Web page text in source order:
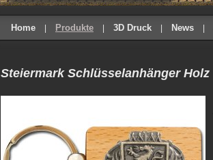
Home Produkte 3D Druck News
Steiermark Schlüsselanhänger Holz